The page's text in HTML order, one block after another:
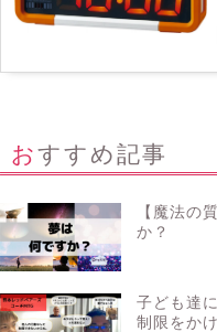
おすすめ記事
【魔法の
か？
子ども達
制限をか